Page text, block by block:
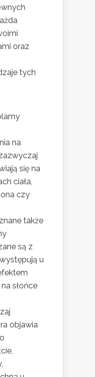
oraz
tych
na
się na
ciała,
czy
także
są z
u
słońce
objawia